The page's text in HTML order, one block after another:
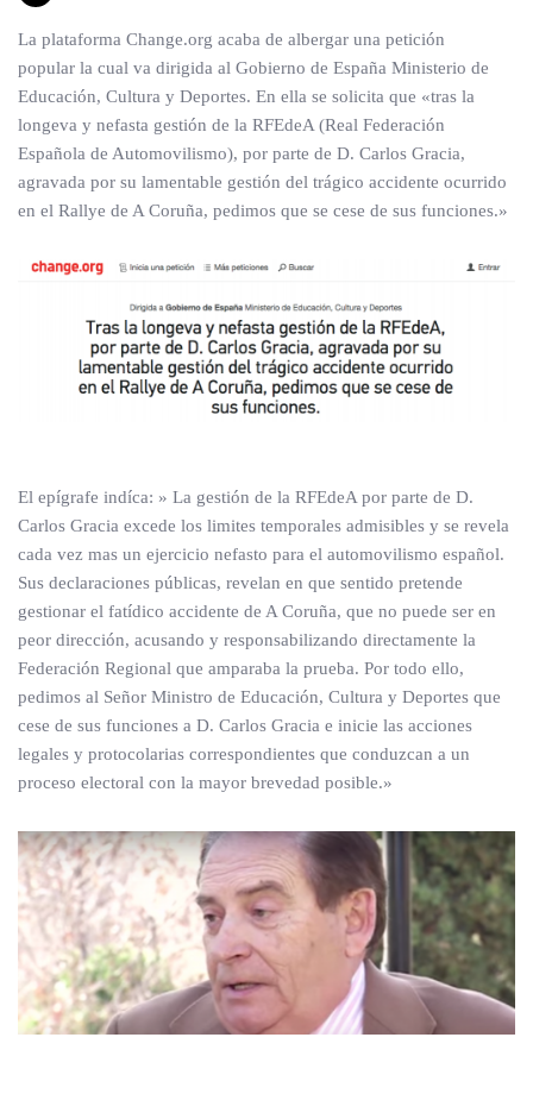
La plataforma Change.org acaba de albergar una petición
popular la cual va dirigida al Gobierno de España Ministerio de
Educación, Cultura y Deportes. En ella se solicita que «tras la
longeva y nefasta gestión de la RFEdeA (Real Federación
Española de Automovilismo), por parte de D. Carlos Gracia,
agravada por su lamentable gestión del trágico accidente ocurrido
en el Rallye de A Coruña, pedimos que se cese de sus funciones.»
El epígrafe indíca: » La gestión de la RFEdeA por parte de D.
Carlos Gracia excede los limites temporales admisibles y se revela
cada vez mas un ejercicio nefasto para el automovilismo español.
Sus declaraciones públicas, revelan en que sentido pretende
gestionar el fatídico accidente de A Coruña, que no puede ser en
peor dirección, acusando y responsabilizando directamente la
Federación Regional que amparaba la prueba. Por todo ello,
pedimos al Señor Ministro de Educación, Cultura y Deportes que
cese de sus funciones a D. Carlos Gracia e inicie las acciones
legales y protocolarias correspondientes que conduzcan a un
proceso electoral con la mayor brevedad posible.»